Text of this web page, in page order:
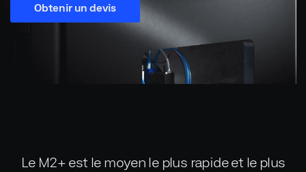
Obtenir un devis
Le M2+ est le moyen le plus rapide et le plus